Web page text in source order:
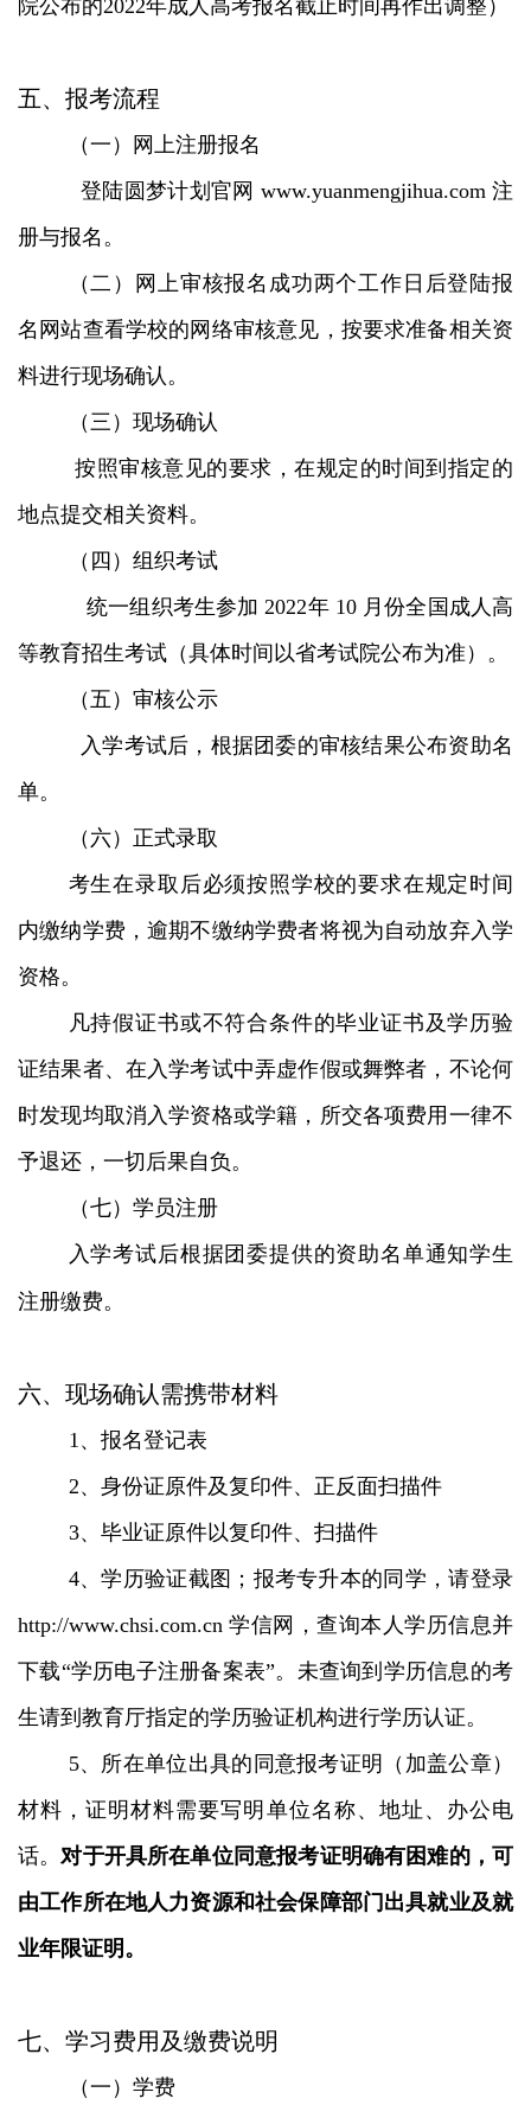
院公布的2022年成人高考报名截止时间再作出调整）
五、报考流程
（一）网上注册报名
登陆圆梦计划官网 www.yuanmengjihua.com 注
册与报名。
（二）网上审核报名成功两个工作日后登陆报
名网站查看学校的网络审核意见，按要求准备相关资
料进行现场确认。
（三）现场确认
按照审核意见的要求，在规定的时间到指定的
地点提交相关资料。
（四）组织考试
统一组织考生参加 2022年 10 月份全国成人高
等教育招生考试（具体时间以省考试院公布为准）。
（五）审核公示
入学考试后，根据团委的审核结果公布资助名
单。
（六）正式录取
考生在录取后必须按照学校的要求在规定时间
内缴纳学费，逾期不缴纳学费者将视为自动放弃入学
资格。
凡持假证书或不符合条件的毕业证书及学历验
证结果者、在入学考试中弄虚作假或舞弊者，不论何
时发现均取消入学资格或学籍，所交各项费用一律不
予退还，一切后果自负。
（七）学员注册
入学考试后根据团委提供的资助名单通知学生
注册缴费。
六、现场确认需携带材料
1、报名登记表
2、身份证原件及复印件、正反面扫描件
3、毕业证原件以复印件、扫描件
4、学历验证截图；报考专升本的同学，请登录
http://www.chsi.com.cn 学信网，查询本人学历信息并
下载“学历电子注册备案表”。未查询到学历信息的考
生请到教育厅指定的学历验证机构进行学历认证。
5、所在单位出具的同意报考证明（加盖公章）
材料，证明材料需要写明单位名称、地址、办公电
话。 对于开具所在单位同意报考证明确有困难的，可
由工作所在地人力资源和社会保障部门出具就业及就
业年限证明。
七、学习费用及缴费说明
（一）学费